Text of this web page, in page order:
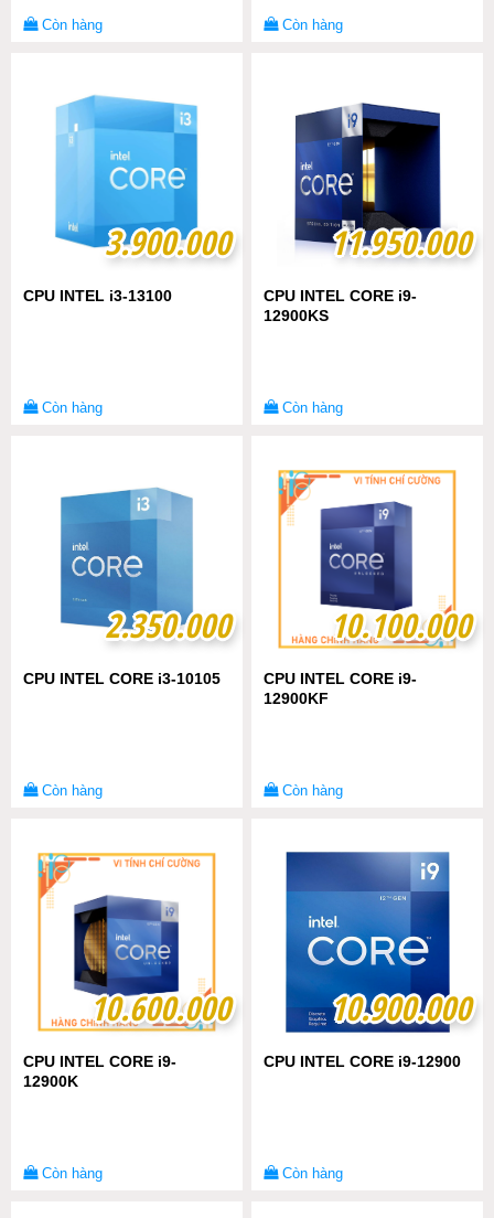
Còn hàng Còn hàng
3.900.000
3.900.000
CPU INTEL i3-13100
Còn hàng
11.950.000
11.950.000
CPU INTEL CORE i9-
12900KS
Còn hàng
2.350.000
2.350.000
CPU INTEL CORE i3-10105
Còn hàng
10.100.000
10.100.000
CPU INTEL CORE i9-
12900KF
Còn hàng
10.600.000
10.600.000
CPU INTEL CORE i9-
12900K
Còn hàng
10.900.000
10.900.000
CPU INTEL CORE i9-12900
Còn hàng